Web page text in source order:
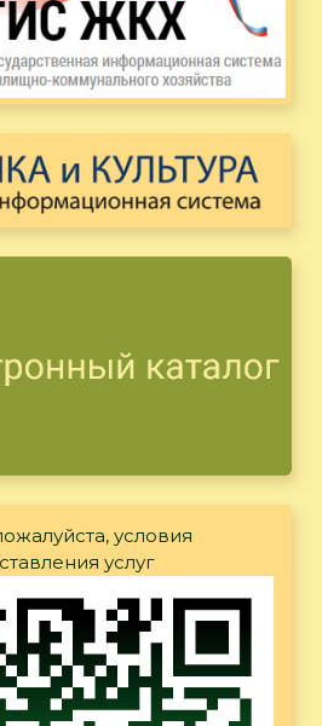
условия
услуг